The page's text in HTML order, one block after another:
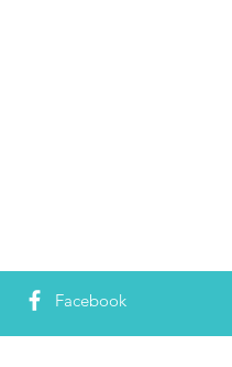
Facebook